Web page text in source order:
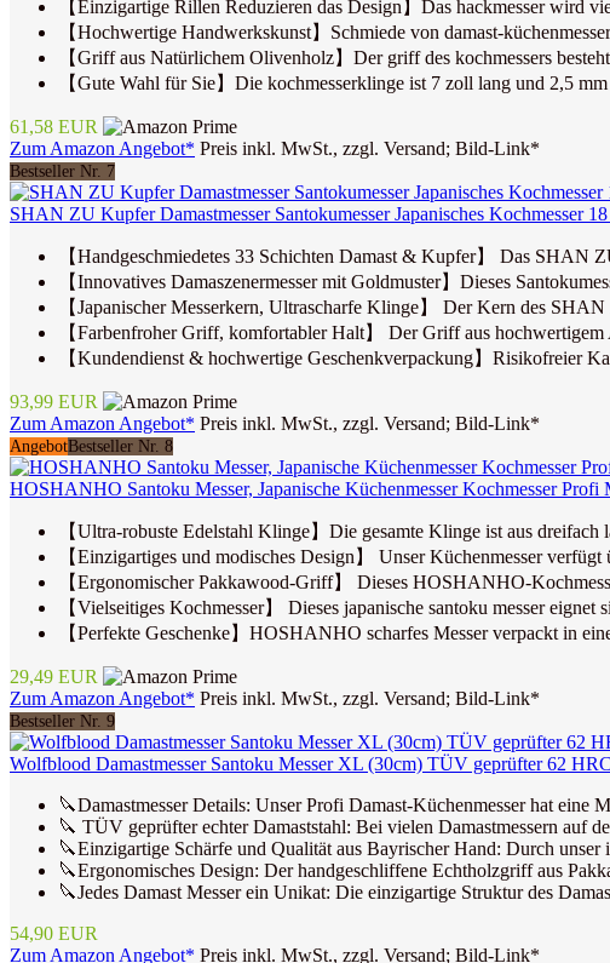
【Einzigartige Rillen Reduzieren das Design】Das hackmesser wird
【Hochwertige Handwerkskunst】Schmiede von damast-
【Griff aus Natürlichem Olivenholz】Der griff des kochmessers
【Gute Wahl für Sie】Die kochmesserklinge ist 7 zoll lang und 2,5
61,58 EUR
Zum Amazon Angebot* Preis inkl. MwSt., zzgl. Versand; Bild-Link*
Bestseller Nr. 7
SHAN ZU Kupfer Damastmesser Santokumesser Japanisches Kochmesser
【Handgeschmiedetes 33 Schichten Damast & Kupfer】 Das SHAN
【Innovatives Damaszenermesser mit Goldmuster】Dieses
【Japanischer Messerkern, Ultrascharfe Klinge】 Der Kern des
【Farbenfroher Griff, komfortabler Halt】 Der Griff aus
【Kundendienst & hochwertige Geschenkverpackung】Risikofreier
93,99 EUR
Zum Amazon Angebot* Preis inkl. MwSt., zzgl. Versand; Bild-Link*
AngebotBestseller Nr. 8
HOSHANHO Santoku Messer, Japanische Küchenmesser Kochmesser
【Ultra-robuste Edelstahl Klinge】Die gesamte Klinge ist aus
【Einzigartiges und modisches Design】 Unser Küchenmesser
【Ergonomischer Pakkawood-Griff】 Dieses HOSHANHO-
【Vielseitiges Kochmesser】 Dieses japanische santoku messer
【Perfekte Geschenke】HOSHANHO scharfes Messer verpackt in
29,49 EUR
Zum Amazon Angebot* Preis inkl. MwSt., zzgl. Versand; Bild-Link*
Bestseller Nr. 9
Wolfblood Damastmesser Santoku Messer XL (30cm) TÜV geprüfter 62
🔪Damastmesser Details: Unser Profi Damast-Küchenmesser hat eine
🔪 TÜV geprüfter echter Damaststahl: Bei vielen Damastmessern auf
🔪Einzigartige Schärfe und Qualität aus Bayrischer Hand: Durch
🔪Ergonomisches Design: Der handgeschliffene Echtholzgriff aus
🔪Jedes Damast Messer ein Unikat: Die einzigartige Struktur des
54,90 EUR
Zum Amazon Angebot* Preis inkl. MwSt., zzgl. Versand; Bild-Link*